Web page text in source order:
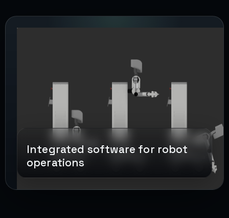
Integrated software for robot
operations